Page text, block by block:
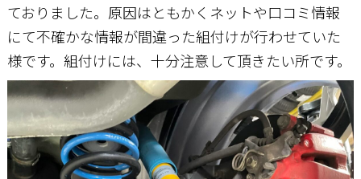
ておりました。原因はともかくネットや口コミ情報
にて不確かな情報が間違った組付けが行わせていた
様です。組付けには、十分注意して頂きたい所です。